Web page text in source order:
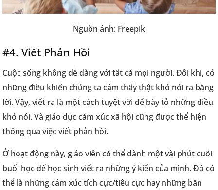
Nguồn ảnh: Freepik
#4. Viết Phản Hồi
Cuộc sống không dễ dàng với tất cả mọi người. Đôi khi, có
những điều khiến chúng ta cảm thấy thật khó nói ra bằng
lời. Vậy, viết ra là một cách tuyệt vời để bày tỏ những điều
khó nói. Và giáo dục cảm xúc xã hội cũng được thể hiện
thông qua việc viết phản hồi.
Ở hoạt động này, giáo viên có thể dành một vài phút cuối
buổi học để học sinh viết ra những ý kiến của mình. Đó có
thể là những cảm xúc tích cực/tiêu cực hay những băn